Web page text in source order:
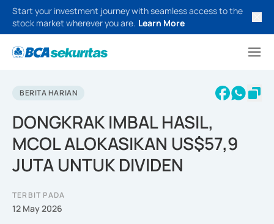
Start your investment journey with seamless access to the
stock market wherever you are. Learn More
BERITA HARIAN
DONGKRAK IMBAL HASIL,
MCOL ALOKASIKAN US$57,9
JUTA UNTUK DIVIDEN
TERBIT PADA
12 May 2026